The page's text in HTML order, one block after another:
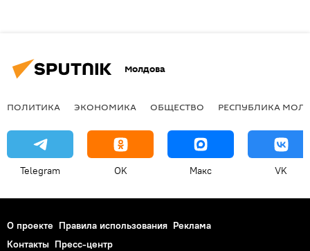
Молдова
ПОЛИТИКА ЭКОНОМИКА ОБЩЕСТВО РЕСПУБЛИКА
Telegram OK Макс VK
О проекте Правила использования Реклама
Контакты Пресс-центр